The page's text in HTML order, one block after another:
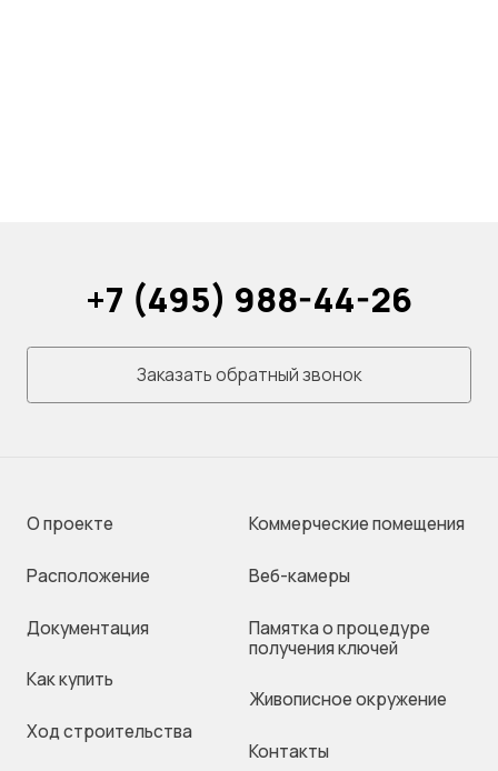
+7 (495) 988-44-26
Заказать обратный звонок
О проекте
Раcположение
Документация
Как купить
Ход строительства
Коммерческие помещения
Веб-камеры
Памятка о процедуре
получения ключей
Живописное окружение
Контакты